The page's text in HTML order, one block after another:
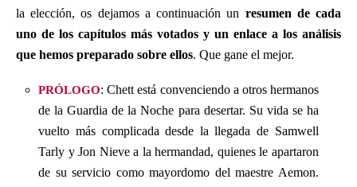
la elección, os dejamos a continuación un resumen de cada
uno de los capítulos más votados y un enlace a los análisis
que hemos preparado sobre ellos. Que gane el mejor.
prólogo: Chett está convenciendo a otros hermanos
de la Guardia de la Noche para desertar. Su vida se ha
vuelto más complicada desde la llegada de Samwell
Tarly y Jon Nieve a la hermandad, quienes le apartaron
de su servicio como mayordomo del maestre Aemon.